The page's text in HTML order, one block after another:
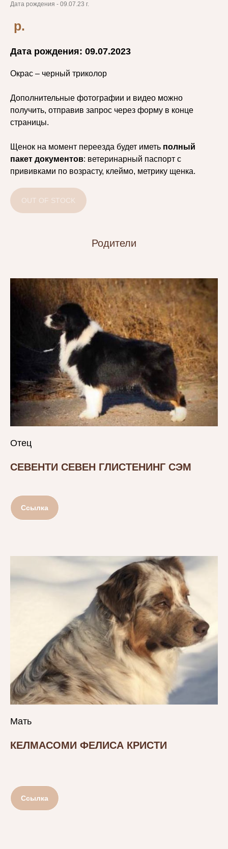
Дата рождения - 09.07.23 г.
р.
Дата рождения: 09.07.2023
Окрас – черный триколор
Дополнительные фотографии и видео можно
получить, отправив запрос через форму в конце
страницы.
Щенок на момент переезда будет иметь полный
пакет документов: ветеринарный паспорт с
прививками по возрасту, клеймо, метрику щенка.
OUT OF STOCK
Родители
Отец
СЕВЕНТИ СЕВЕН ГЛИСТЕНИНГ СЭМ
Ссылка
Мать
КЕЛМАСОМИ ФЕЛИСА КРИСТИ
Ссылка